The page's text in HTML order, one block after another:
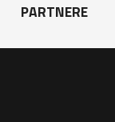
PARTNERE